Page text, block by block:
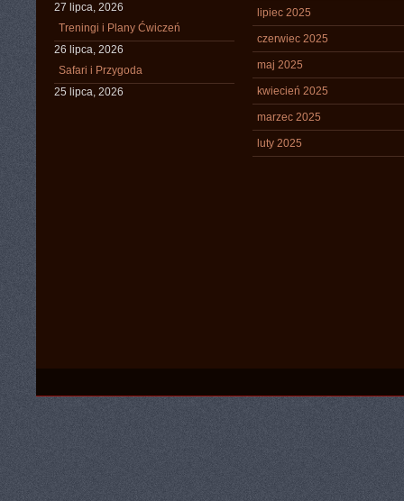
27 lipca, 2026
Treningi i Plany Ćwiczeń
26 lipca, 2026
Safari i Przygoda
25 lipca, 2026
lipiec 2025
czerwiec 2025
maj 2025
kwiecień 2025
marzec 2025
luty 2025